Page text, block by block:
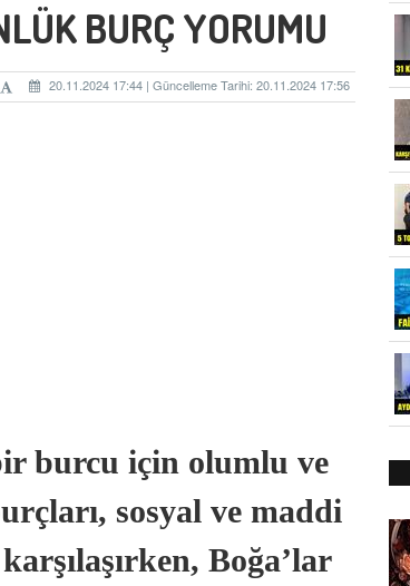
BURÇ YORUMU
20.11.2024 17:44 | Güncelleme Tarihi: 20.11.2024 17:56
burcu için olumlu ve
sosyal ve maddi
Boğa’lar